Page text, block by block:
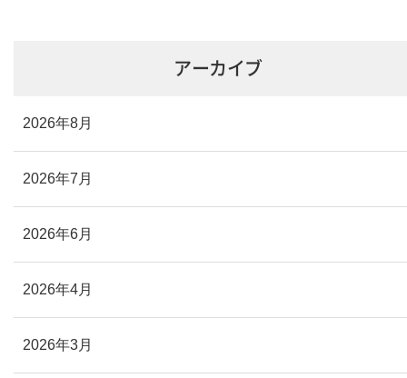
アーカイブ
2026年8月
2026年7月
2026年6月
2026年4月
2026年3月